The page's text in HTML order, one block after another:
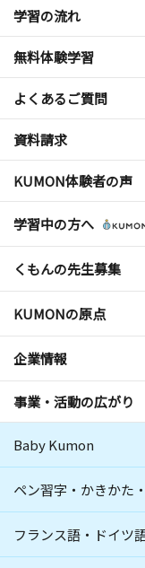
学習の流れ
無料体験学習
よくあるご質問
資料請求
KUMON体験者の声
学習中の方へ
くもんの先生募集
KUMONの原点
企業情報
事業・活動の広がり
Baby Kumon
ペン習字・かきかた
フランス語・ドイツ